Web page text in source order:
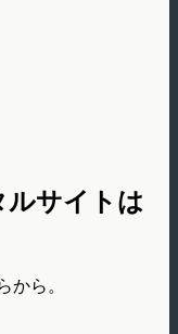
ルサイトは
ら。